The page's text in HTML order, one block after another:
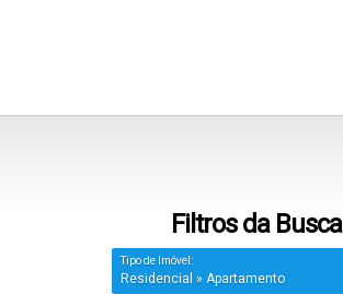
Filtros da Busca
Tipo de Imóvel:
Residencial » Apartamento